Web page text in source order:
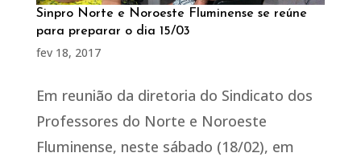
Sinpro Norte e Noroeste Fluminense se reúne
para preparar o dia 15/03
fev 18, 2017
Em reunião da diretoria do Sindicato dos
Professores do Norte e Noroeste
Fluminense, neste sábado (18/02), em